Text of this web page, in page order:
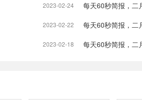
2023-02-24 每天60秒简报，二
2023-02-22 每天60秒简报，二
2023-02-18 每天60秒简报，二